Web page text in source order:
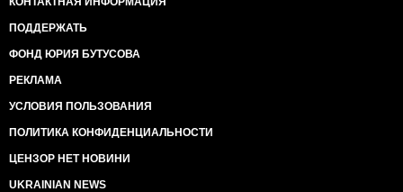
ПОДДЕРЖАТЬ
ФОНД ЮРИЯ БУТУСОВА
РЕКЛАМА
УСЛОВИЯ ПОЛЬЗОВАНИЯ
ПОЛИТИКА КОНФИДЕНЦИАЛЬНОСТИ
ЦЕНЗОР НЕТ НОВИНИ
UKRAINIAN NEWS